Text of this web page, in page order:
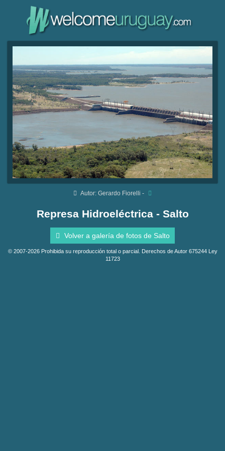
Autor: Gerardo Fiorelli -
Represa Hidroeléctrica - Salto
Volver a galería de fotos de Salto
© 2007-2026 Prohibida su reproducción total o parcial. Derechos de Autor 675244 Ley
11723